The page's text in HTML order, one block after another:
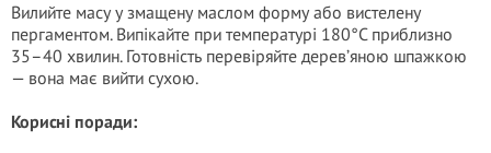
Вилийте масу у змащену маслом форму або вистелену
пергаментом. Випікайте при температурі 180°C приблизно
35–40 хвилин. Готовність перевіряйте дерев’яною шпажкою
— вона має вийти сухою.
Корисні поради: